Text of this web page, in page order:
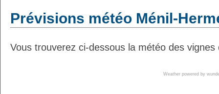
Prévisions météo Ménil-
Vous trouverez ci-dessous la météo des
Weather powered by